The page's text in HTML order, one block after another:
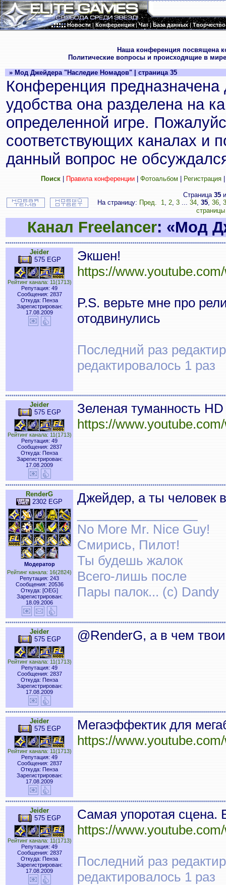
Новости|Конференция|Чат|База данных|Творчество
Наша конференция посвящена
Политические вопросы и происходящие в
» Мод Джейдера "Наследие Номадов" | страница 35
Конференция
удобства она разделена на
определенной игре.
соответствующих каналах и
данный вопрос не
Поиск| Правила конференции| Фотоальбом Регистрация
Страница 35
На страницу: Пред. 1, 2, 3... 34, 35, 36,
страницы
Канал Freelancer: «Мод
Jeider
575 EGP
Рейтинг канала: 11(1713)
Репутация: 49
Сообщения: 2837
Откуда: Пенза
Зарегистрирован:
17.08.2009
Экшен!
https://
P.S. верьте мне про
отодвинулись
Последний раз
редактировалось 1 раз
Jeider
575 EGP
Рейтинг канала: 11(1713)
Репутация: 49
Сообщения: 2837
Откуда: Пенза
Зарегистрирован:
17.08.2009
Зеленая туманность HD
https://
RenderG
2302 EGP
Модератор
Рейтинг канала: 16(2824)
Репутация: 243
Сообщения: 20536
Откуда: [OEG]
Зарегистрирован:
18.09.2006
Джейдер, а ты человек
No More Mr. Nice Guy!
Смирись, Пилот!
Ты будешь жалок
Всего-лишь после
Пары палок... (с) Dandy
Jeider
575 EGP
Рейтинг канала: 11(1713)
Репутация: 49
Сообщения: 2837
Откуда: Пенза
Зарегистрирован:
17.08.2009
@RenderG, а в чем
Jeider
575 EGP
Рейтинг канала: 11(1713)
Репутация: 49
Сообщения: 2837
Откуда: Пенза
Зарегистрирован:
17.08.2009
Мегаэффектик для
https://
Jeider
575 EGP
Рейтинг канала: 11(1713)
Репутация: 49
Сообщения: 2837
Откуда: Пенза
Зарегистрирован:
17.08.2009
Самая упоротая сцена.
https://
Последний раз
редактировалось 1 раз